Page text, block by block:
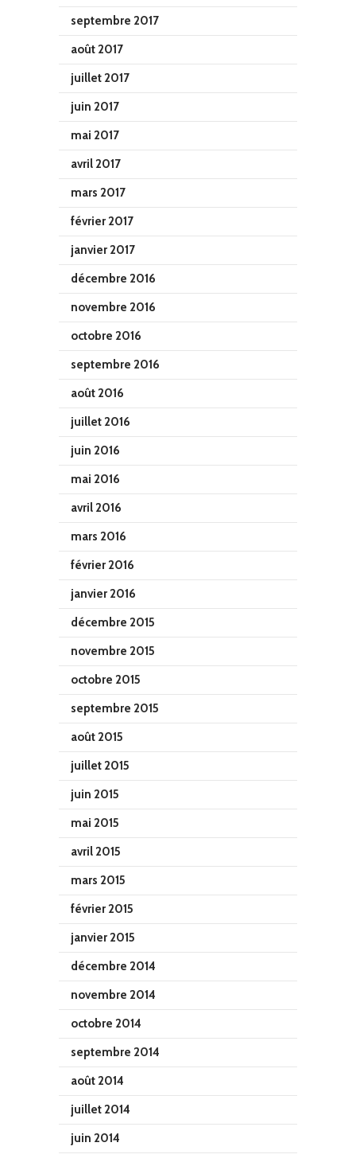
septembre 2017
août 2017
juillet 2017
juin 2017
mai 2017
avril 2017
mars 2017
février 2017
janvier 2017
décembre 2016
novembre 2016
octobre 2016
septembre 2016
août 2016
juillet 2016
juin 2016
mai 2016
avril 2016
mars 2016
février 2016
janvier 2016
décembre 2015
novembre 2015
octobre 2015
septembre 2015
août 2015
juillet 2015
juin 2015
mai 2015
avril 2015
mars 2015
février 2015
janvier 2015
décembre 2014
novembre 2014
octobre 2014
septembre 2014
août 2014
juillet 2014
juin 2014